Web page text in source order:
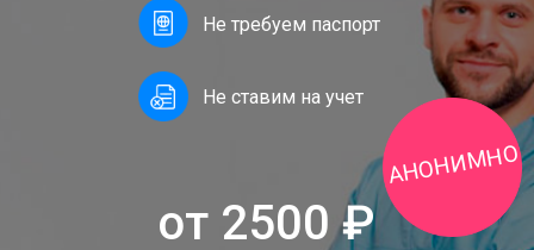
от 2500 ₽
Не требуем паспорт
Не ставим на учет
АНОНИМНО